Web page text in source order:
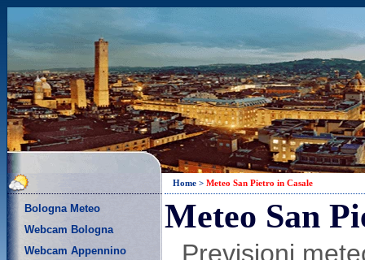
Bologna Meteo
Webcam Bologna
Webcam Appennino
Home > Meteo San Pietro in Casale
Meteo San
Previsioni